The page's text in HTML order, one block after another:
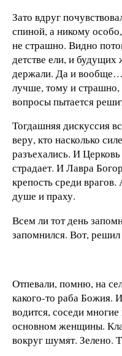
Зато вдруг
спиной, а никому
не страшно. Видно
детстве ели, и будущих
держали. Да и вообще…
лучше, тому и страшно,
вопросы пытается
Тогдашняя дискуссия
веру, кто насколько
разъехались. И
страдает. И Лавра
крепость среди
душе и праху.
Всем ли тот день
запомнился. Вот, решил
Отпевали, помню, на
какого-то раба Божия.
водится, соседи
основном женщины.
вокруг шумят. Зелено.